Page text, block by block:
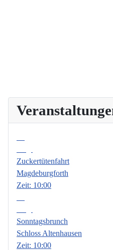
Zuckertütenfahrt
Magdeburgforth
Zeit: 10:00
Sonntagsbrunch
Schloss Altenhausen
Zeit: 10:00